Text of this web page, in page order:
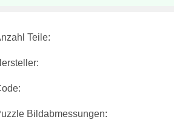
Teile:
Bildabmessungen: